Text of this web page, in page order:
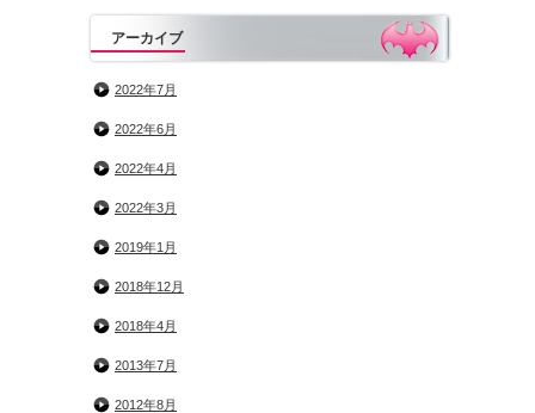
アーカイブ
2022年7月
2022年6月
2022年4月
2022年3月
2019年1月
2018年12月
2018年4月
2013年7月
2012年8月